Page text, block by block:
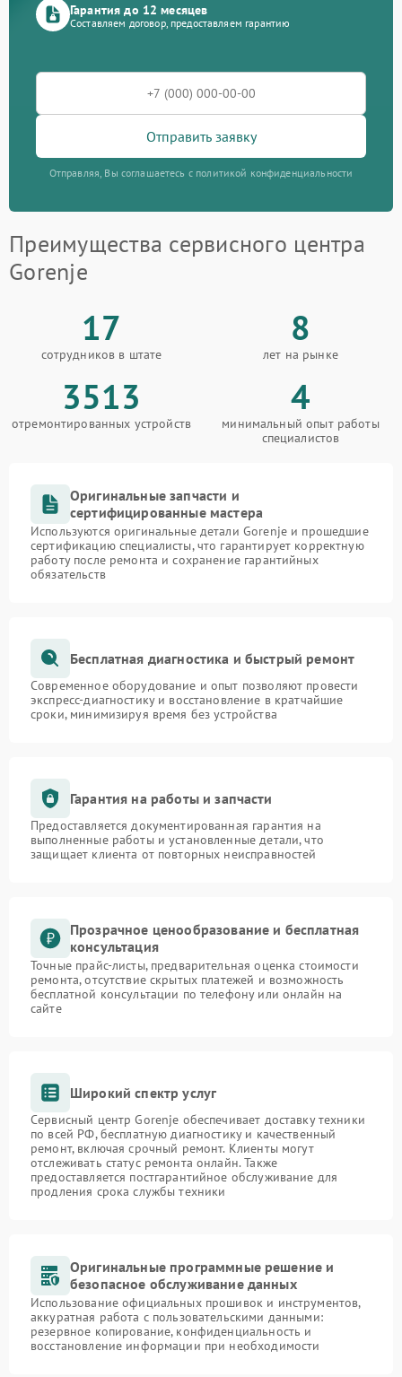
Гарантия до 12 месяцев
Составляем договор, предоставляем гарантию
Отправить заявку
Отправляя, Вы соглашаетесь с политикой конфиденциальности
Преимущества сервисного центра
Gorenje
17
сотрудников в штате
8
лет на рынке
3513
отремонтированных устройств
4
минимальный опыт работы
специалистов
Оригинальные запчасти и
сертифицированные мастера
Используются оригинальные детали Gorenje и прошедшие
сертификацию специалисты, что гарантирует корректную
работу после ремонта и сохранение гарантийных
обязательств
Бесплатная диагностика и быстрый ремонт
Современное оборудование и опыт позволяют провести
экспресс-диагностику и восстановление в кратчайшие
сроки, минимизируя время без устройства
Гарантия на работы и запчасти
Предоставляется документированная гарантия на
выполненные работы и установленные детали, что
защищает клиента от повторных неисправностей
Прозрачное ценообразование и бесплатная
консультация
Точные прайс-листы, предварительная оценка стоимости
ремонта, отсутствие скрытых платежей и возможность
бесплатной консультации по телефону или онлайн на
сайте
Широкий спектр услуг
Сервисный центр Gorenje обеспечивает доставку техники
по всей РФ, бесплатную диагностику и качественный
ремонт, включая срочный ремонт. Клиенты могут
отслеживать статус ремонта онлайн. Также
предоставляется постгарантийное обслуживание для
продления срока службы техники
Оригинальные программные решение и
безопасное обслуживание данных
Использование официальных прошивок и инструментов,
аккуратная работа с пользовательскими данными:
резервное копирование, конфиденциальность и
восстановление информации при необходимости